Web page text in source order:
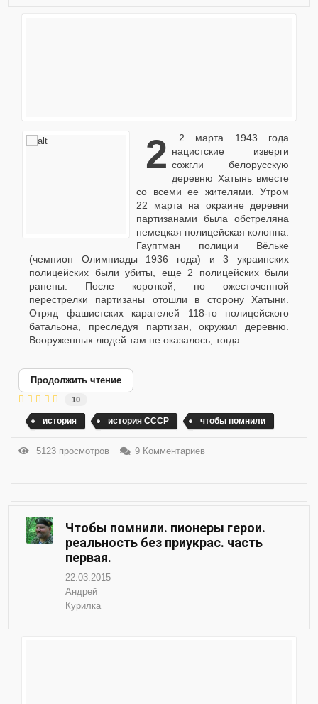
22 марта 1943 года нацистские изверги
сожгли белорусскую
деревню Хатынь вместе
со всеми ее жителями. Утром
22 марта на окраине деревни
партизанами была обстреляна
немецкая полицейская колонна.
Гауптман полиции Вёльке
(чемпион Олимпиады 1936 года) и 3 украинских
полицейских были убиты, еще 2 полицейских были
ранены. После короткой, но ожесточенной
перестрелки партизаны отошли в сторону Хатыни.
Отряд фашистских карателей 118-го полицейского
батальона, преследуя партизан, окружил деревню.
Вооруженных людей там не оказалось, тогда...
Продолжить чтение
10
история история СССР чтобы помнили
5123 просмотров 9 Комментариев
Чтобы помнили. пионеры герои.
реальность без приукрас. часть
первая.
22.03.2015
Андрей
Курилка